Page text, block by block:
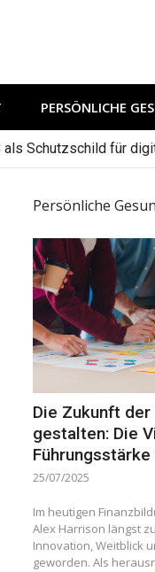
PERSÖNLICHE
Schutzschild für
Persönliche
Die Zukunft der
gestalten: Die
25/07/2025
Im heutigen
Alex Harrison längst
Innovation, Weitblick
geworden. Als